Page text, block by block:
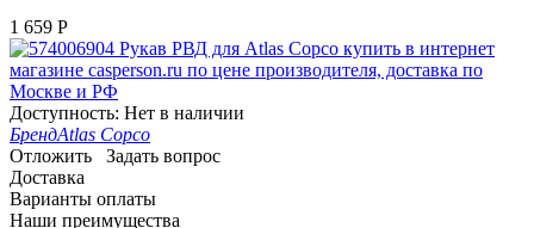
1 659 Р
Доступность: Нет в наличии
БрендAtlas Copco
Отложить
Задать вопрос
Доставка
Варианты оплаты
Наши преимущества